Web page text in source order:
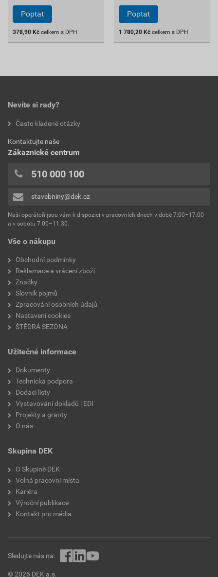
Poptat
378,90 Kč celkem s DPH
Poptat
1 780,20 Kč celkem s DPH
Vše o nákupu
Obchodní podmínky
Reklamace a vrácení zboží
Značky
Slovník pojmů
Zpracování osobních údajů
Nastavení cookies
ŠTĚDRÁ SEZÓNA
Užitečné informace
Dokumenty
Technická podpora
Dodací listy
Vystavování dokladů | EDI
Projekty a granty
O nás
Skupina DEK
O Skupině DEK
Volná pracovní místa
Kariéra
Výroční publikace
Kontakt pro média
Nevíte si rady?
Často kladené otázky
Kontaktujte naše
Zákaznické centrum
510 000 100
stavebniny@dek.cz
Naši operátoři jsou vám k dispozici v pracovních dnech v době 7:00–17:00
a v sobotu 7:00–11:30.
© 2026 DEK a.s.
Sledujte nás na: